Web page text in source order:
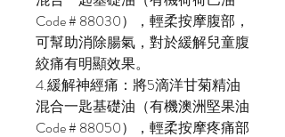
Code # 88030），輕柔按摩腹部，
可幫助消除腸氣，對於緩解兒童腹
絞痛有明顯效果。
4.緩解神經痛：將5滴洋甘菊精油
混合一匙基礎油（有機澳洲堅果油
Code # 88050），輕柔按摩疼痛部